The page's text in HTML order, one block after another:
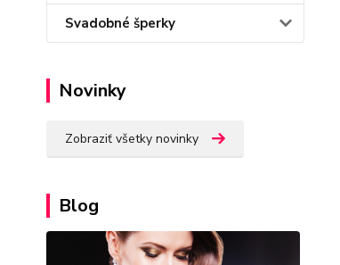
Svadobné šperky
Novinky
Zobraziť všetky novinky
Blog